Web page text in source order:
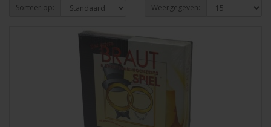
Sorteer op: Weergegeven: